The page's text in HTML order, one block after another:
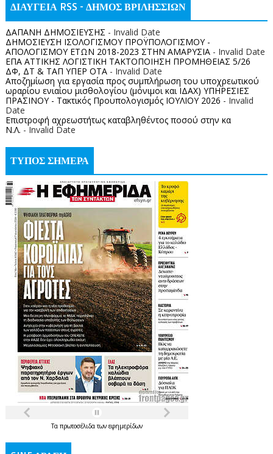
ΔΙΑΥΓΕΙΑ RSS - ΔΗΜΟΣ ΒΡΙΛΗΣΣΙΩΝ
ΔΑΠΑΝΗ ΔΗΜΟΣΙΕΥΣΗΣ - Invalid Date
ΔΗΜΟΣΙΕΥΣΗ ΙΣΟΛΟΓΙΣΜΟΥ ΠΡΟΫΠΟΛΟΓΙΣΜΟΥ -
ΑΠΟΛΟΓΙΣΜΟΥ ΕΤΩΝ 2018-2023 ΣΤΗΝ ΑΜΑΡΥΣΙΑ- Invalid Date
ΕΠΑ ΑΤΤΙΚΗΣ ΛΟΓΙΣΤΙΚΗ ΤΑΚΤΟΠΟΙΗΣΗ ΠΡΟΜΗΘΕΙΑΣ 5/26
ΔΦ, ΔΤ & ΤΑΠ ΥΠΕΡ ΟΤΑ- Invalid Date
Αποζημίωση για εργασία προς συμπλήρωση του υποχρεωτικού
ωραρίου ενιαίου μισθολογίου (μόνιμοι και ΙΔΑΧ) ΥΠΗΡΕΣΙΕΣ
ΠΡΑΣΙΝΟΥ - Τακτικός Προυπολογισμός ΙΟΥΛΙΟΥ 2026 - Invalid
Date
Επιστροφή αχρεωστήτως καταβληθέντος ποσoύ στην κα
Ν.Λ. - Invalid Date
ΤΥΠΟΣ ΣΗΜΕΡΑ
Τα πρωτοσέλιδατων εφημερίδων